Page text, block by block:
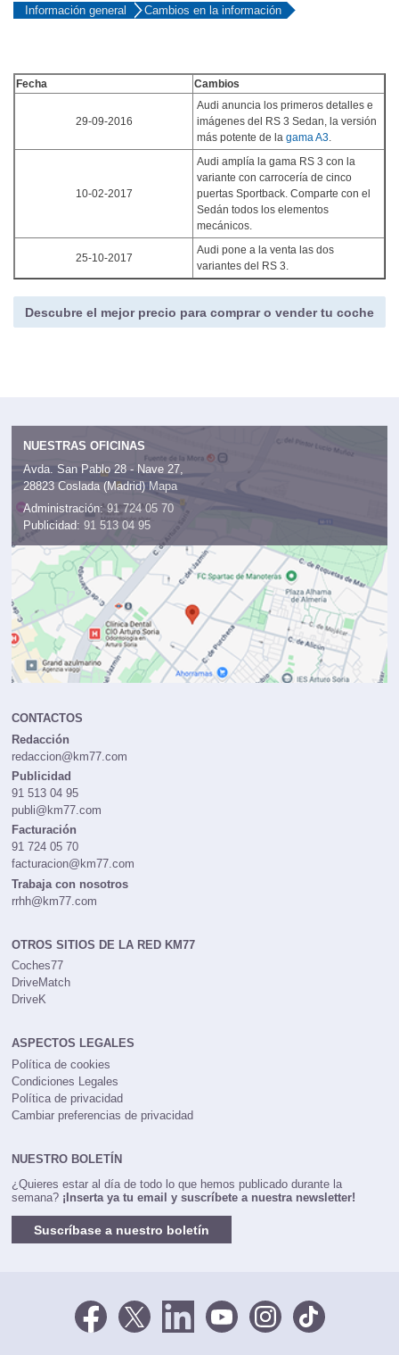
Información general Cambios en la información
Fecha Cambios
29-09-2016
Audi anuncia los primeros detalles e
imágenes del RS 3 Sedan, la versión
más potente de la gama A3.
10-02-2017
Audi amplía la gama RS 3 con la
variante con carrocería de cinco
puertas Sportback. Comparte con el
Sedán todos los elementos
mecánicos.
25-10-2017
Audi pone a la venta las dos
variantes del RS 3.
Descubre el mejor precio para comprar o vender tu coche
NUESTRAS OFICINAS
Avda. San Pablo 28 - Nave 27,
28823 Coslada (Madrid) Mapa
Administración: 91 724 05 70
Publicidad: 91 513 04 95
CONTACTOS
Redacción
redaccion@km77.com
Publicidad
91 513 04 95
publi@km77.com
Facturación
91 724 05 70
facturacion@km77.com
Trabaja con nosotros
rrhh@km77.com
OTROS SITIOS DE LA RED KM77
Coches77
DriveMatch
DriveK
ASPECTOS LEGALES
Política de cookies
Condiciones Legales
Política de privacidad
Cambiar preferencias de privacidad
NUESTRO BOLETÍN
¿Quieres estar al día de todo lo que hemos publicado durante la
semana? ¡Inserta ya tu email y suscríbete a nuestra newsletter!
Suscríbase a nuestro boletín